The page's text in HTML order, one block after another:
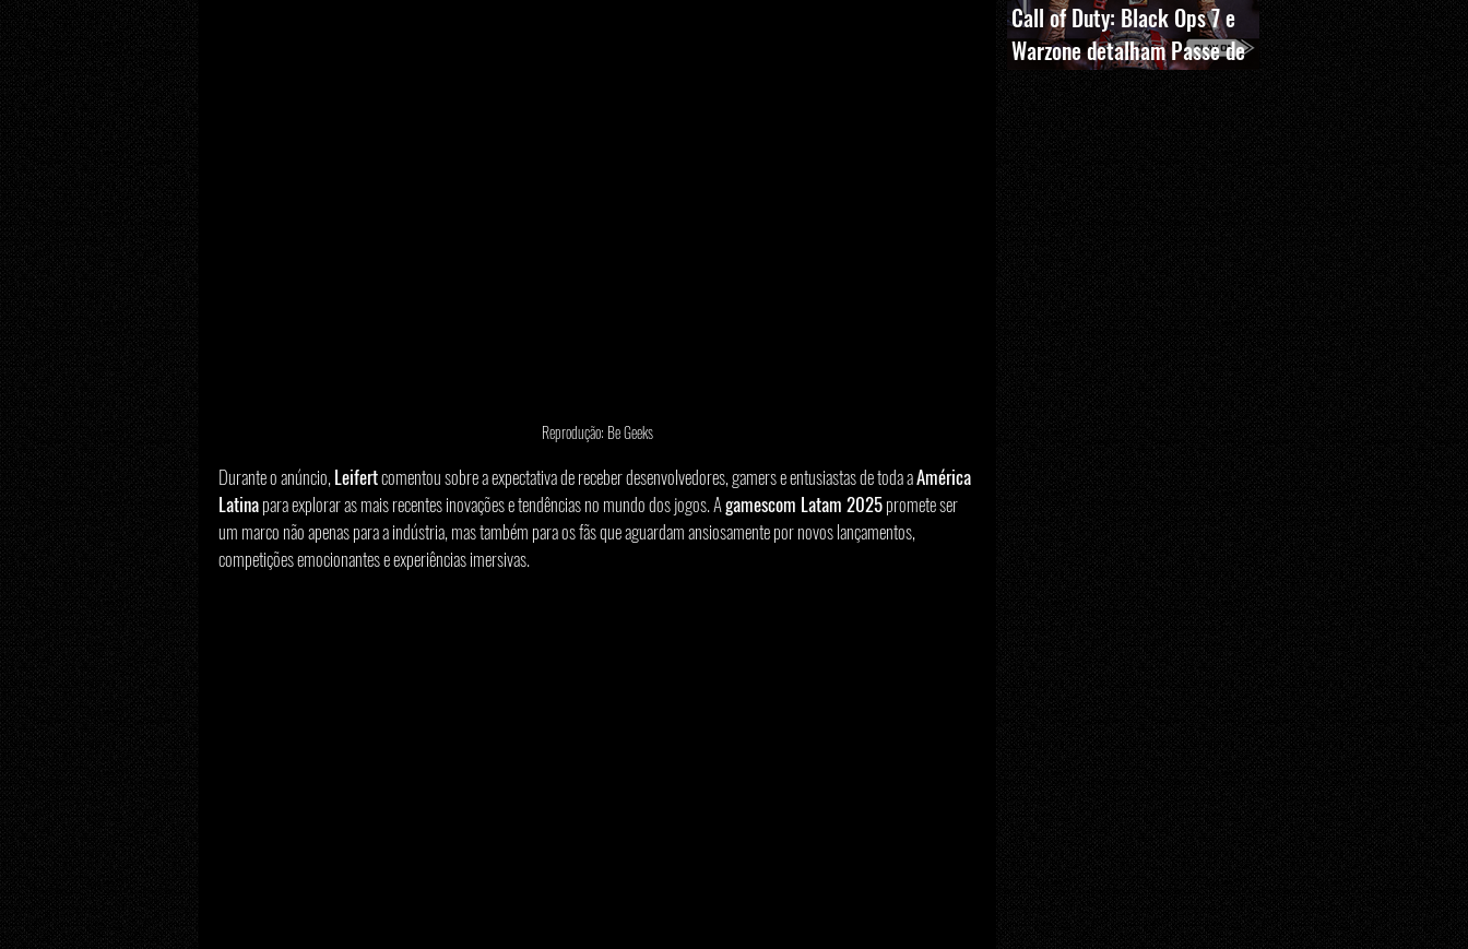
Reprodução: Be Geeks
Durante o anúncio, Leifert comentou sobre a expectativa de receber desenvolvedores, gamers e entusiastas de toda a América
Latina para explorar as mais recentes inovações e tendências no mundo dos jogos. A gamescom Latam 2025 promete ser
um marco não apenas para a indústria, mas também para os fãs que aguardam ansiosamente por novos lançamentos,
competições emocionantes e experiências imersivas.
Call of Duty: Black Ops 7 e
Warzone detalham Passe de
Batalha, BlackCell e novas
recompensas da Temporada 5